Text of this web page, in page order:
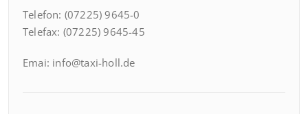
Telefon: (07225) 9645-0
Telefax: (07225) 9645-45
Emai: info@taxi-holl.de